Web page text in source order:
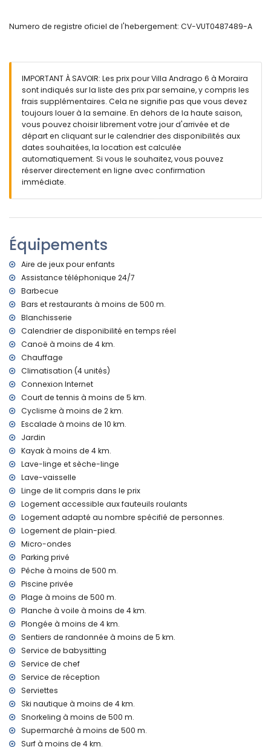
Chambres et salles de bains
par 135 cm)
Chambre avec air conditionné, 2 lits simples (mesurant 200
par 90 cm), télévision et salle de bains en suite
Salle de bains en suite avec lavabo simple, baignoire,
douche et toilettes
Salle de bains en suite avec lavabo simple, douche et
toilettes
Salle de bains avec lavabo simple, douche et toilettes
Extérieur de la villa
Grand terrain clos
profondeur
de jardin avec transats
Aire de jeux
3 terrasses, dont 2 couvertes
Cuisine extérieure et barbecue
Douche extérieure
Espace salon extérieur et espace salle à manger extérieur
2 places de parking couvertes privées et 3 places de
Plus d'informations
Ville la plus proche : Moraira (à moins de 3 kilomètres de la
villa)
Rivière ou rive la plus proche : mer Méditerranée (à moins
de 500 mètres de la villa)
Plage la plus proche : Cala Andrago (à moins de 500
mètres de la villa)
Port le plus proche : Puerto de Moraira (à moins de 3
kilomètres de la villa)
Parc le plus proche à moins de 3 kilomètres de la villa
Aéroport le plus proche : Alicante (à moins de 100
kilomètres de la villa)
Deuxième aéroport le plus proche : Valence (> 100
kilomètres)
Animaux domestiques non admis
Hébergement adapté aux personnes en fauteuil roulant
L'hébergement est très adapté pour les familles avec
enfants
Installations et services inclus dans le prix de la location de
la villa
Internet (WiFi)
Fer et planche à repasser
Linge de lit et serviettes
Service de réception et service d'urgence 24 heures sur 24
Table de ping-pong
Chauffage par air et air conditionné
Installations et services avec supplément
Service d'aéroport
Service de cuisinier, service de blanchisserie et service de
garde d'enfants
Chauffage de la piscine
Lit supplémentaire et lits/couffins pour enfants (sur
demande)
Numero de registre oficiel de l'hebergement: CV-VUT0487489-A
IMPORTANT À SAVOIR: Les prix pour Villa Andrago 6 à Moraira
sont indiqués sur la liste des prix par semaine, y compris les
frais supplémentaires. Cela ne signifie pas que vous devez
toujours louer à la semaine. En dehors de la haute saison,
vous pouvez choisir librement votre jour d'arrivée et de
départ en cliquant sur le calendrier des disponibilités aux
dates souhaitées, la location est calculée
automatiquement. Si vous le souhaitez, vous pouvez
réserver directement en ligne avec confirmation
immédiate.
Équipements
Aire de jeux pour enfants
Assistance téléphonique 24/7
Barbecue
Bars et restaurants à moins de 500 m.
Blanchisserie
Calendrier de disponibilité en temps réel
Canoë à moins de 4 km.
Chauffage
Climatisation (4 unités)
Connexion Internet
Court de tennis à moins de 5 km.
Cyclisme à moins de 2 km.
Escalade à moins de 10 km.
Jardin
Kayak à moins de 4 km.
Lave-linge et sèche-linge
Lave-vaisselle
Linge de lit compris dans le prix
Logement accessible aux fauteuils roulants
Logement adapté au nombre spécifié de personnes.
Logement de plain-pied.
Micro-ondes
Parking privé
Pêche à moins de 500 m.
Piscine privée
Plage à moins de 500 m.
Planche à voile à moins de 4 km.
Plongée à moins de 4 km.
Sentiers de randonnée à moins de 5 km.
Service de babysitting
Service de chef
Service de réception
Serviettes
Ski nautique à moins de 4 km.
Snorkeling à moins de 500 m.
Supermarché à moins de 500 m.
Surf à moins de 4 km.